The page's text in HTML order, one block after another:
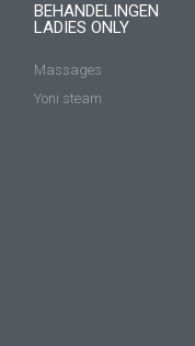
BEHANDELINGEN
LADIES ONLY
Massages
Yoni steam